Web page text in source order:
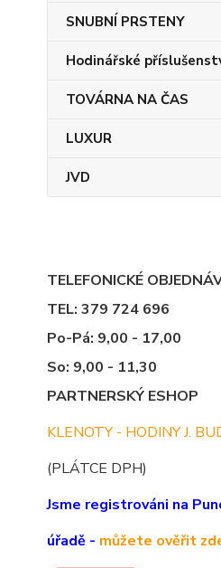
SNUBNÍ PRSTENY
Hodinářské
TOVÁRNA NA ČAS
LUXUR
JVD
TELEFONICKÉ
TEL: 379 724 696
Po-Pá: 9,00 - 17,00
So: 9,00 - 11,30
PARTNERSKÝ ESHOP
KLENOTY - HODINY J.
(PLÁTCE DPH)
Jsme registrováni na
úřadě - můžete ověřit